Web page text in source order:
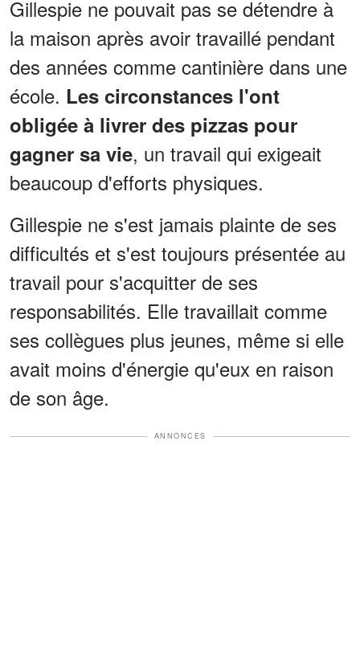
Gillespie ne pouvait pas se détendre à
la maison après avoir travaillé pendant
des années comme cantinière dans une
école. Les circonstances l'ont
obligée à livrer des pizzas pour
gagner sa vie, un travail qui exigeait
beaucoup d'efforts physiques.
Gillespie ne s'est jamais plainte de ses
difficultés et s'est toujours présentée au
travail pour s'acquitter de ses
responsabilités. Elle travaillait comme
ses collègues plus jeunes, même si elle
avait moins d'énergie qu'eux en raison
de son âge.
ANNONCES